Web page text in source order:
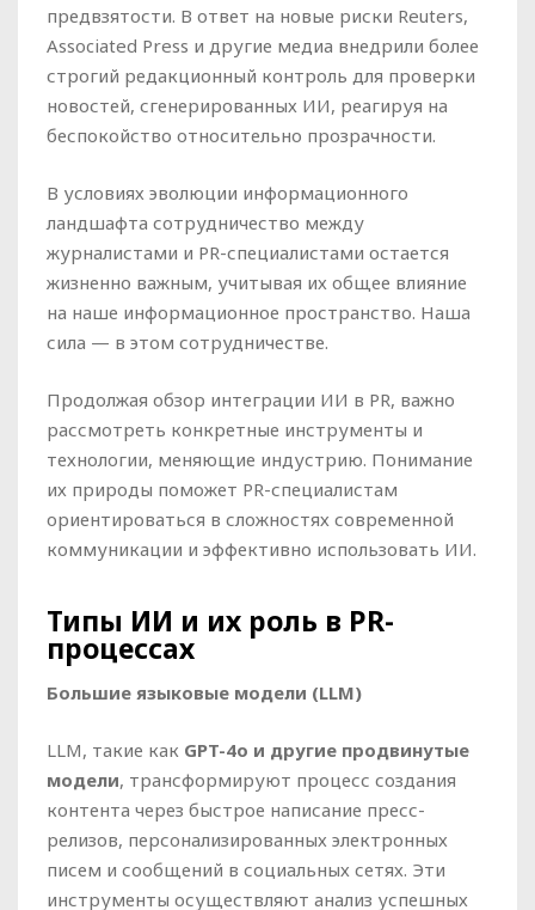
предвзятости. В ответ на новые риски Reuters,
Associated Press и другие медиа внедрили более
строгий редакционный контроль для проверки
новостей, сгенерированных ИИ, реагируя на
беспокойство относительно прозрачности.
В условиях эволюции информационного
ландшафта сотрудничество между
журналистами и PR-специалистами остается
жизненно важным, учитывая их общее влияние
на наше информационное пространство. Наша
сила — в этом сотрудничестве.
Продолжая обзор интеграции ИИ в PR, важно
рассмотреть конкретные инструменты и
технологии, меняющие индустрию. Понимание
их природы поможет PR-специалистам
ориентироваться в сложностях современной
коммуникации и эффективно использовать ИИ.
Типы ИИ и их роль в PR-
процессах
Большие языковые модели (LLM)
LLM, такие как GPT-4o и другие продвинутые
модели, трансформируют процесс создания
контента через быстрое написание пресс-
релизов, персонализированных электронных
писем и сообщений в социальных сетях. Эти
инструменты осуществляют анализ успешных